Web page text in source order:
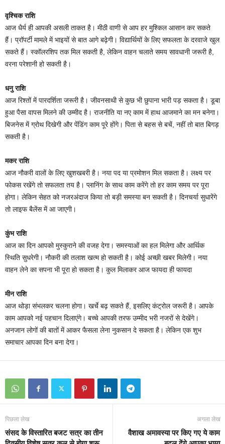
वृश्चिक राशि
आज धैर्य ही आपकी असली ताकत है। मीठी वाणी से आप हर मुश्किल आसान कर सकते
हैं। प्रॉपर्टी मामले में भाइयों से बात आगे बढ़ेगी। विद्यार्थियों के लिए सफलता के दरवाजे खुल
सकते हैं। स्कॉलरशिप तक मिल सकती है, लेकिन वाहन चलाते समय सावधानी जरूरी है,
वरना परेशानी हो सकती है।
धनु राशि
आज रिश्तों में पारदर्शिता जरूरी है। जीवनसाथी से कुछ भी छुपाना भारी पड़ सकता है। डूबा
हुआ पैसा वापस मिलने की उम्मीद है। राजनीति या नए काम में हाथ आजमाने का मन बनेगा।
बिजनेस में ग्रोथ दिखेगी और पेंडिंग काम पूरे होंगे। पिता से बहस से बचें, नहीं तो बात बिगड़
सकती है।
मकर राशि
आज नौकरी वालों के लिए खुशखबरी है। नया पद या प्रमोशन मिल सकता है। लक्ष्य पर
फोकस रखेंगे तो सफलता तय है। प्लानिंग के साथ काम करेंगे तो हर काम समय पर पूरा
होगा। लेकिन सेहत को नजरअंदाज किया तो बड़ी समस्या बन सकती है। दिनचर्या सुधारेंगे
तो लाइफ बैलेंस में आ जाएगी।
कुंभ राशि
आज का दिन आपको मुस्कुराने की वजह देगा। समस्याओं का हल मिलेगा और आर्थिक
स्थिति सुधरेगी। नौकरी की तलाश खत्म हो सकती है। कोई अच्छी खबर मिलेगी। नया
वाहन लेने का सपना भी पूरा हो सकता है। कुल मिलाकर आज फायदा ही फायदा
मीन राशि
आज थोड़ा संभलकर चलना होगा। खर्चे बढ़ सकते हैं, इसलिए कंट्रोल जरूरी है। आपके
काम आपको नई पहचान दिलाएंगे। बच्चे आपकी तरफ उम्मीद भरी नजरों से देखेंगे।
अनजान लोगों की बातों में आकर फैसला लेना नुकसान दे सकता है। लेकिन एक शुभ
समाचार आपका दिन बना देगा।
पिछला लेख
संसद के विस्तारित बजट सत्र का तीन
अगला लेख
वैशाख अमावस्या पर किए गए ये काम